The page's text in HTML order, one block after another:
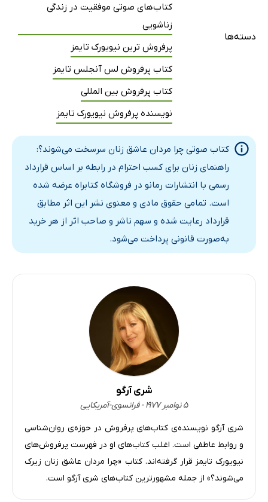
دسته‌ها
کتاب‌های صوتی موفقیت در زندگی
زناشویی
پرفروش ترین نیویورک تایمز
کتاب پرفروش لس آنجلس تایمز
کتاب پرفروش بین المللی
نویسنده پرفروش نیویورک تایمز
کتاب صوتی چرا مردان عاشق زنان سرسخت می‌شوند؟:
راهنمای زنان برای کسب احترام در رابطه بر اساس قرارداد
رسمی با انتشارات رمانو در فروشگاه کتابراه عرضه شده
است. تمامی حقوق مادی و معنوی نشر این اثر مطابق
قرارداد رعایت شده و سهم ناشر و صاحب اثر از هر خرید
به‌صورت قانونی پرداخت می‌شود.
شری آرگو
۵ نوامبر ۱۹۷۷ - فرانسوی-آمریکایی
شری آرگو نویسنده‌ی کتاب‌های پرفروش در حوزه‌ی روان‌شناسی
و روابط عاطفی است. اغلب کتاب‌های او در فهرست پرفروش‌های
نیویورک تایمز قرار گرفته‌اند. کتاب‌ «چرا مردان عاشق زنان زیرک
می‌شوند؟» از جمله مشهورترین کتاب‌های شری آرگو است.